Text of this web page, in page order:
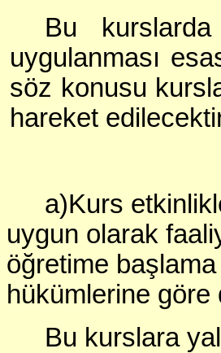
Bu kurslarda
uygulanması
söz konusu
hareket
a)Kurs
uygun olarak
öğretime
hükümlerine göre
Bu kurslara